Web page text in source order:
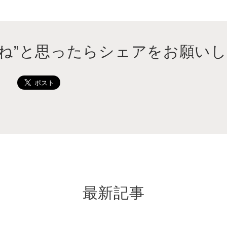
”と思ったらシェアをお願い
最新記事